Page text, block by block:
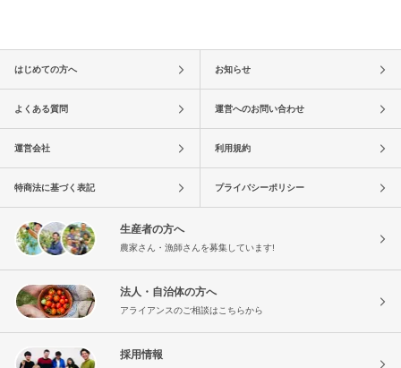
はじめての方へ お知らせ
よくある質問 運営へのお問い合わせ
運営会社 利用規約
特商法に基づく表記 プライバシーポリシー
生産者の方へ
農家さん・漁師さんを募集しています!
法人・自治体の方へ
アライアンスのご相談はこちらから
採用情報